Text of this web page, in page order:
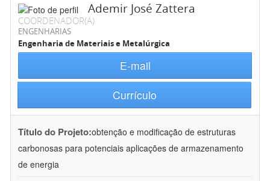
Ademir José Zattera
COORDENADOR(A)
ENGENHARIAS
Engenharia de Materiais e Metalúrgica
E-mail
Currículo
Título do Projeto:obtenção e modificação de estruturas
carbonosas para potenciais aplicações de armazenamento
de energia